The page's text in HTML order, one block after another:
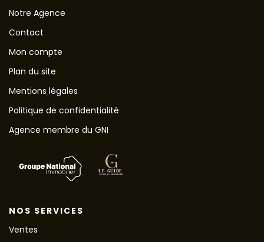
Notre Agence
Contact
Mon compte
Plan du site
Mentions légales
Politique de confidentialité
Agence membre du GNI
NOS SERVICES
Ventes